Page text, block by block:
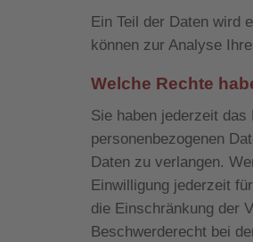
Ein Teil der Daten wird
können zur Analyse
Welche Rechte
Sie haben jederzeit
personenbezogenen
Daten zu verlangen.
Einwilligung jederzeit
die Einschränkung der
Beschwerderecht bei